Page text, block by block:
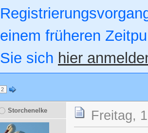
einem früheren
Sie sich hier
2
Storchenelke Freitag,